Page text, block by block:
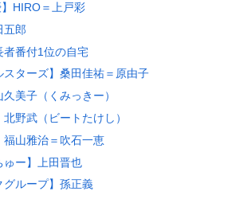
】HIRO＝上戸彩
五郎
者番付1位の自宅
スターズ】桑田佳祐＝原由子
久美子（くみっきー）
北野武（ビートたけし）
福山雅治＝吹石一恵
ゅー】上田晋也
グループ】孫正義